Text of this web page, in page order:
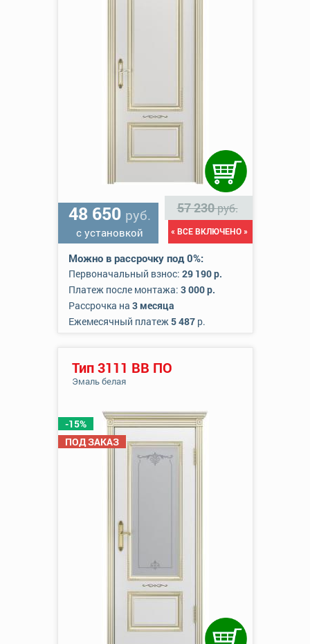
48 650 руб.
с установкой
57 230руб.
« ВСЕ ВКЛЮЧЕНО »
Можно в рассрочку под 0%:
Первоначальный взнос: 29 190 р.
Платеж после монтажа: 3 000 р.
Рассрочка на 3 месяца
Ежемесячный платеж5 487р.
-15%
ПОД ЗАКАЗ
Тип 3111 ВВ ПО
Эмаль белая